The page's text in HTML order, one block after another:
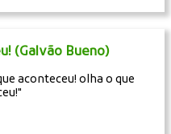
(Galvão Bueno)
aconteceu! olha o que